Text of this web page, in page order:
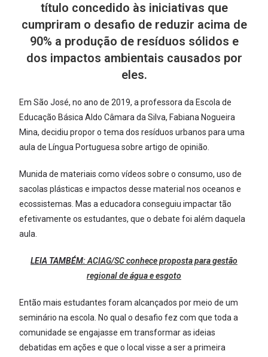
título concedido às iniciativas que
cumpriram o desafio de reduzir acima de
90% a produção de resíduos sólidos e
dos impactos ambientais causados por
eles.
Em São José, no ano de 2019, a professora da Escola de
Educação Básica Aldo Câmara da Silva, Fabiana Nogueira
Mina, decidiu propor o tema dos resíduos urbanos para uma
aula de Língua Portuguesa sobre artigo de opinião.
Munida de materiais como vídeos sobre o consumo, uso de
sacolas plásticas e impactos desse material nos oceanos e
ecossistemas. Mas a educadora conseguiu impactar tão
efetivamente os estudantes, que o debate foi além daquela
aula.
LEIA TAMBÉM:ACIAG/SC conhece proposta para gestão
regional de água e esgoto
Então mais estudantes foram alcançados por meio de um
seminário na escola. No qual o desafio fez com que toda a
comunidade se engajasse em transformar as ideias
debatidas em ações e que o local visse a ser a primeira